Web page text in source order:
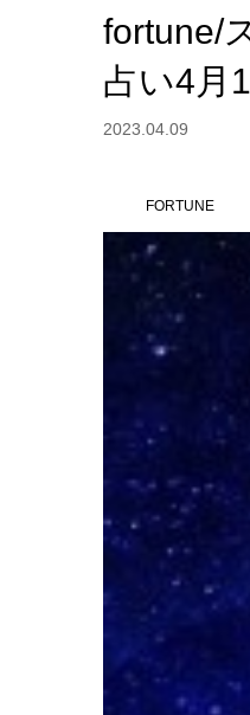
fortune/
占い4月
2023.04.09
FORTUNE